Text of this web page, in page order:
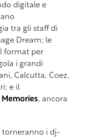
digitale e
tra gli staff di
Dream; le
format per
i grandi
Calcutta, Coez,
e il
, ancora
torneranno i dj-